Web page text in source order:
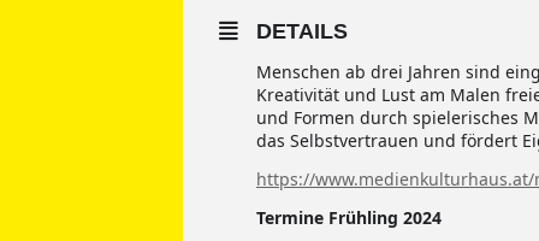
DETAILS
Menschen ab drei Jahren sind
Kreativität und Lust am Malen
und Formen durch spielerisches
das Selbstvertrauen und fördert
https://
Termine Frühling 2024